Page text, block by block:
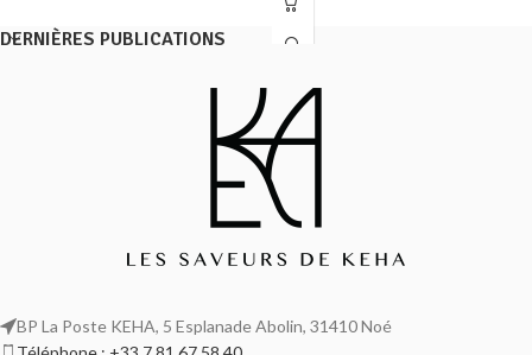
DERNIÈRES PUBLICATIONS
BP La Poste KEHA, 5 Esplanade Abolin, 31410 Noé